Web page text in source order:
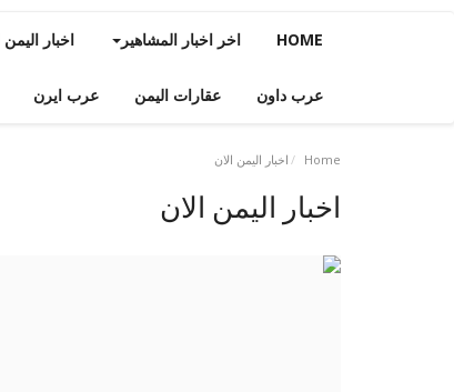
HOME اخر اخبار المشاهير اخبار اليمن
عرب داون عقارات اليمن عرب ايرن
Home اخبار اليمن الان
اخبار اليمن الان